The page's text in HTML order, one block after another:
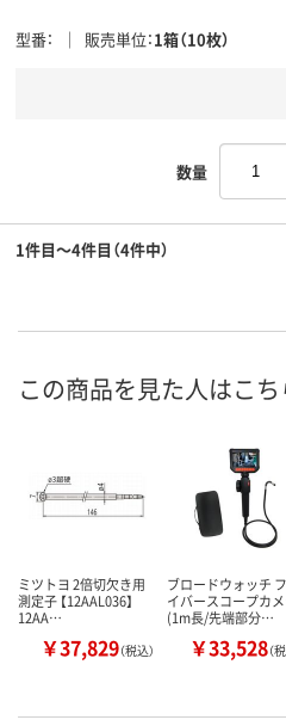
型番 販売単位 1箱（10枚）
数量
1件目～4件目（4件中）
この商品を見た人はこ
ミツトヨ 2倍切欠き用
測定子 【12AAL036】
12AA…
￥37,829（税込）
ブロードウォッチ
イバースコープカ
(1m長/先端部分…
￥33,528（